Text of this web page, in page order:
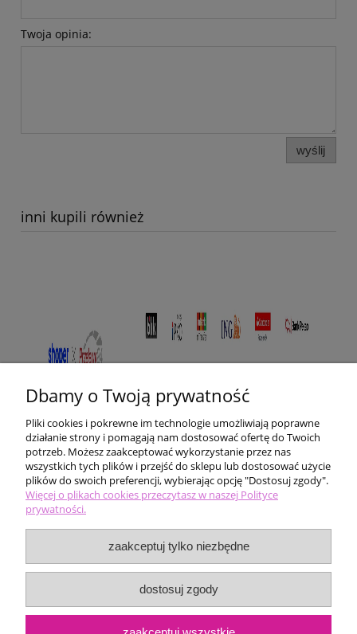
Twoja opinia:
wyślij
inni kupili również
Pomoc
Moje konto
Płatności i dostawa
Informacje
Dbamy o Twoją prywatność
Pliki cookies i pokrewne im technologie umożliwiają poprawne
działanie strony i pomagają nam dostosować ofertę do Twoich
potrzeb. Możesz zaakceptować wykorzystanie przez nas
wszystkich tych plików i przejść do sklepu lub dostosować użycie
plików do swoich preferencji, wybierając opcję "Dostosuj zgody".
Więcej o plikach cookies przeczytasz w naszej Polityce
prywatności.
zaakceptuj tylko niezbędne
dostosuj zgody